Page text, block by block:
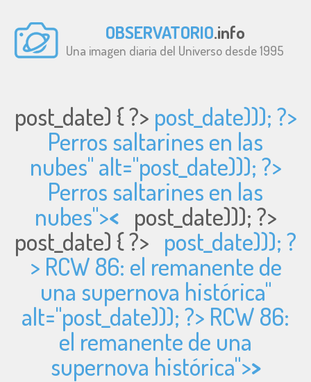
OBSERVATORIO.info
Una imagen diaria del Universo desde 1995
post_date) { ?> post_date))); ?>
Perros saltarines en las
nubes" alt="post_date))); ?>
Perros saltarines en las
nubes">< post_date))); ?>
post_date) { ?> post_date))); ?
> RCW 86: el remanente de
una supernova histórica"
alt="post_date))); ?> RCW 86:
el remanente de una
supernova histórica">>